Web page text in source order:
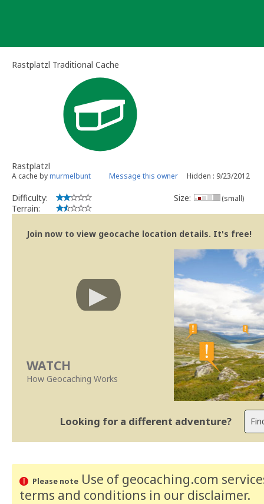
Rastplatzl Traditional Cache
Rastplatzl
A cache bymurmelbunt Message this owner Hidden : 9/23/2012
Difficulty:
Terrain:
Size: (small)
Join now to view geocache location details. It's free!
WATCH
How Geocaching Works
Looking for a different adventure?
Please noteUse of geocaching.com
terms and conditions in our disclaimer.